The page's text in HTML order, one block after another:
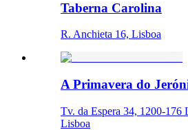
Taberna Carolina
R. Anchieta 16, Lisboa
A Primavera do
Tv. da Espera 34, 1200-176
Lisboa